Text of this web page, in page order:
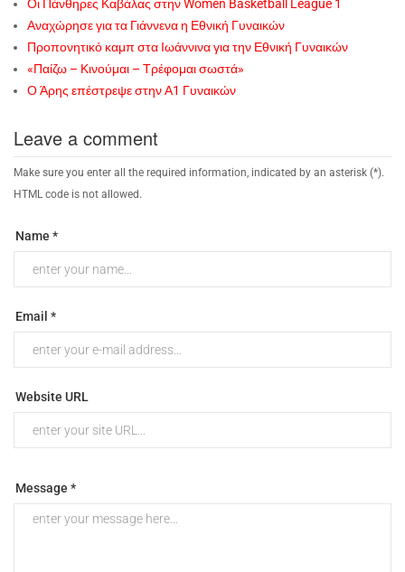
Οι Πάνθηρες Καβάλας στην Women Basketball League 1
Αναχώρησε για τα Γιάννενα η Εθνική Γυναικών
Προπονητικό καμπ στα Ιωάννινα για την Εθνική Γυναικών
«Παίζω – Κινούμαι – Τρέφομαι σωστά»
Ο Άρης επέστρεψε στην Α1 Γυναικών
Leave a comment
Make sure you enter all the required information, indicated by an asterisk (*).
HTML code is not allowed.
Name *
Email *
Website URL
Message *